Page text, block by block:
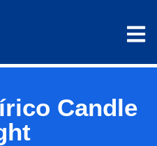
Candle